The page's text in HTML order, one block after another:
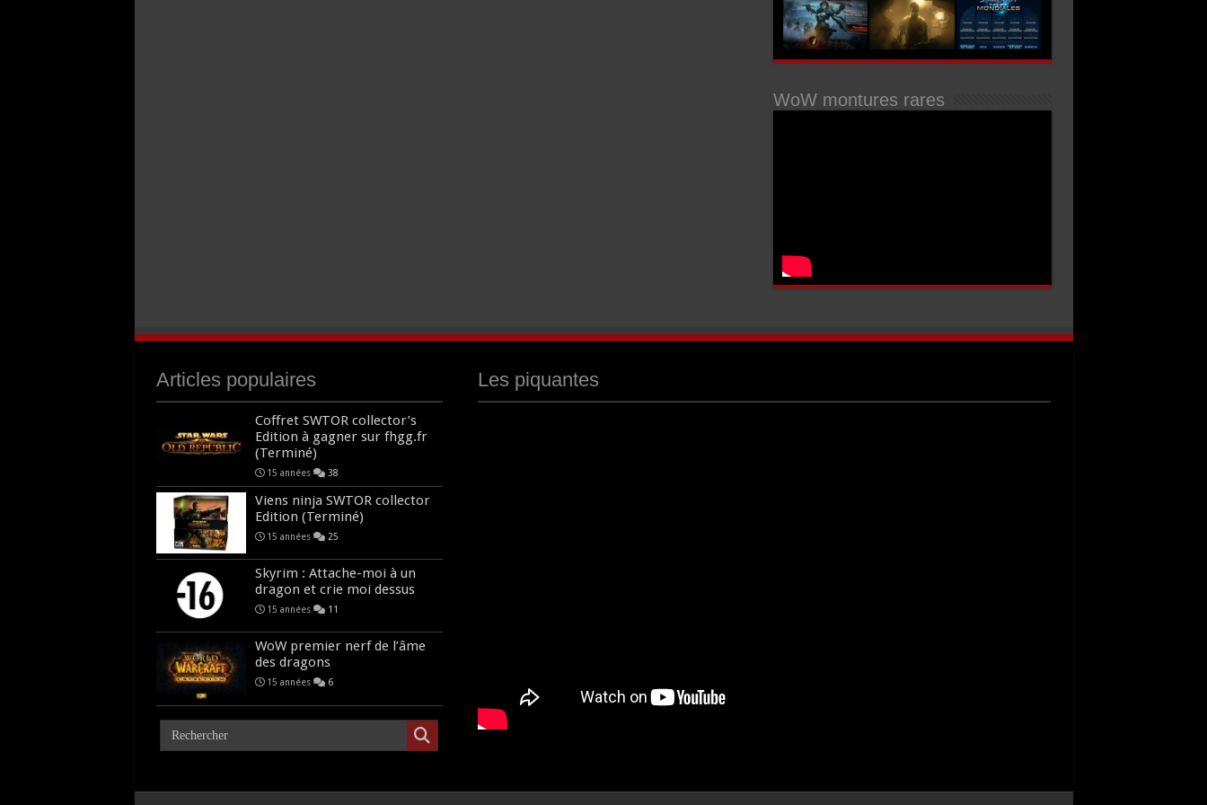
WoW montures rares
Articles populaires
Coffret SWTOR collector’s
Edition à gagner sur fhgg.fr
(Terminé)
15 années 38
Viens ninja SWTOR collector
Edition (Terminé)
15 années 25
Skyrim : Attache-moi à un
dragon et crie moi dessus
15 années 11
WoW premier nerf de l’âme
des dragons
15 années 6
Les piquantes